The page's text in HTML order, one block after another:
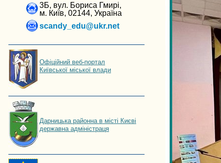
3Б, вул. Бориса Гмирі,
м. Київ, 02144, Україна
scandy_edu@ukr.net
Офіційний веб-портал
Київської міської влади
Дарницька районна в місті Києві
державна адміністраця